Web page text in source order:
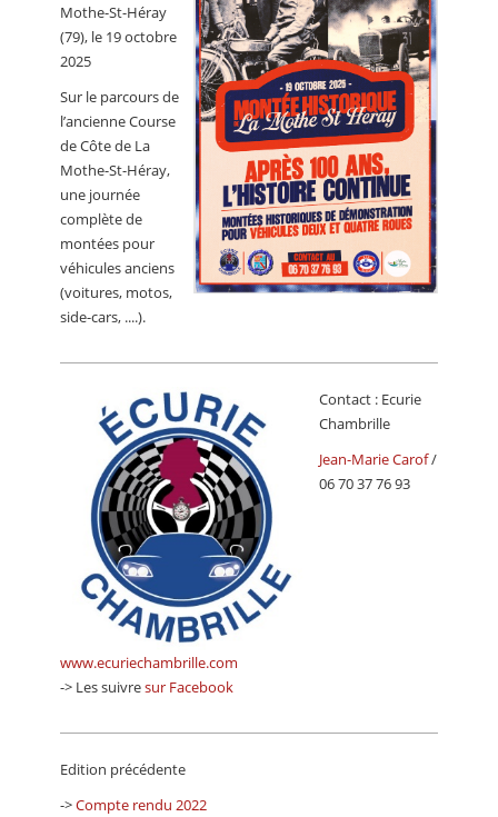
FOCUS
VIDEO
ANNUAIRES
PETITES ANNONCES
Mothe-St-Héray
(79), le 19 octobre
2025
Sur le parcours de
l’ancienne Course
de Côte de La
Mothe-St-Héray,
une journée
complète de
montées pour
véhicules anciens
(voitures, motos,
side-cars, ....).
Contact : Ecurie
Chambrille
Jean-Marie Carof/
06 70 37 76 93
www.ecuriechambrille.com
-> Les suivresur Facebook
Edition précédente
->Compte rendu 2022